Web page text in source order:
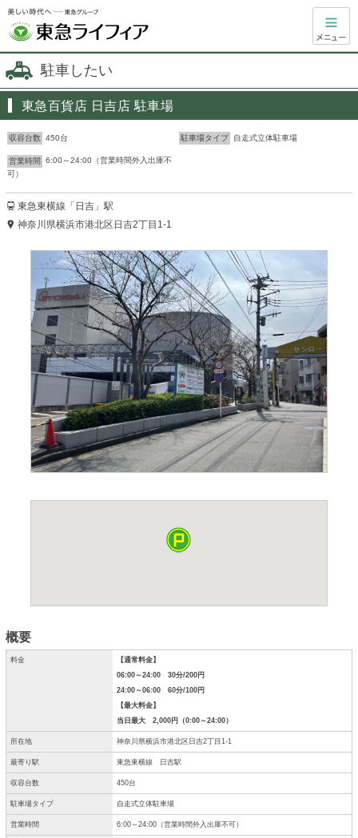
駐車したい
東急百貨店 日吉店 駐車場
収容台数 450台 駐車場タイプ 自走式立体駐車場
営業時間
6:00～24:00（営業時間外入出庫不
可）
東急東横線「日吉」駅
神奈川県横浜市港北区日吉2丁目1-1
概要
料金
【通常料金】
06:00～24:00 30分/200円
24:00～06:00 60分/100円
【最大料金】
当日最大 2,000円（0:00～24:00）
所在地 神奈川県横浜市港北区日吉2丁目1-1
最寄り駅 東急東横線 日吉駅
収容台数 450台
駐車場タイプ 自走式立体駐車場
営業時間 6:00～24:00（営業時間外入出庫不可）